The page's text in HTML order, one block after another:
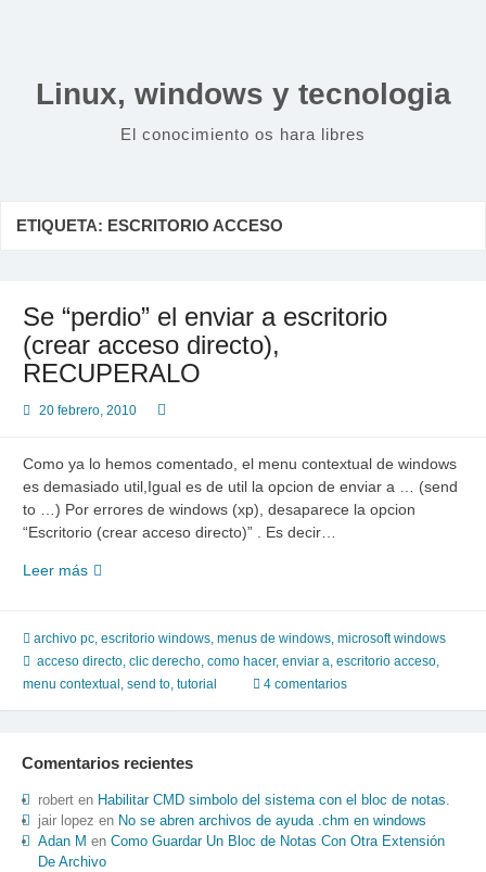
Linux, windows y tecnologia
El conocimiento os hara libres
ETIQUETA: ESCRITORIO ACCESO
Se “perdio” el enviar a escritorio
(crear acceso directo),
RECUPERALO
20 febrero, 2010
Como ya lo hemos comentado, el menu contextual de windows
es demasiado util,Igual es de util la opcion de enviar a … (send
to …) Por errores de windows (xp), desaparece la opcion
“Escritorio (crear acceso directo)” . Es decir…
Leer másSe
enviar
a
escritorio
(crear
RECUPERALO
archivo pc, escritorio windows, menus de windows, microsoft windows
acceso directo, clic derecho, como hacer, enviar a, escritorio acceso,
menu contextual , send to, tutorial 4 comentarios
Comentarios recientes
roberten Habilitar CMD simbolo del sistema con el bloc de notas.
jair lopez en No se abren archivos de ayuda .chm en windows
Adan M en Como Guardar Un Bloc de Notas Con Otra Extensión
De Archivo